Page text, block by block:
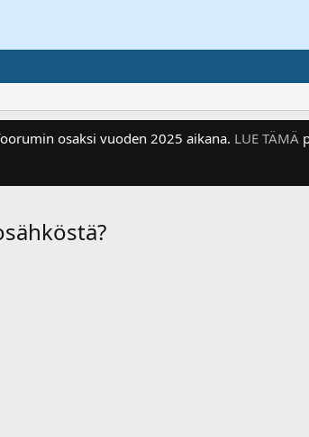
osaksi vuoden 2025 aikana. LUE TÄMÄ